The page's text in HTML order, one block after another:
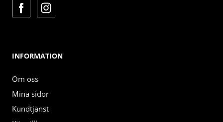
INFORMATION
Om oss
Mina sidor
Kundtjänst